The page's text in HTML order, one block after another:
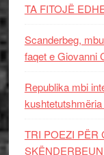
TA FITOJË
Scanderbeg,
faqet e Giovanni
Republika mbi
TRI POEZI PËR
SKËNDERBEUN